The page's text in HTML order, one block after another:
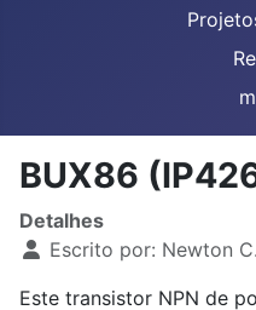
BUX86
Detalhes
Escrito por: Newton
Este transistor NPN de